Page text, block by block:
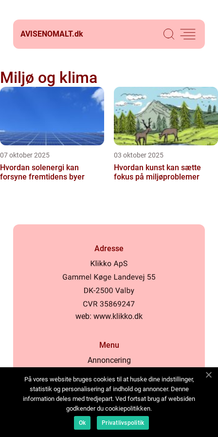
AVISENOMALT.dk
Miljø og klima
07 oktober 2025
Hvordan solenergi kan
forsyne fremtidens byer
03 oktober 2025
Hvordan kunst kan sætte
fokus på miljøproblemer
Adresse
web: www.klikko.dk
Menu
Annoncering
Cookies
Kontakt os
Sitemap
På vores website bruges cookies til at huske dine indstillinger,
statistik og personalisering af indhold og annoncer. Denne
information deles med tredjepart. Ved fortsat brug af websiden
godkender du cookiepolitikken.
Ok Privatlivspolitik